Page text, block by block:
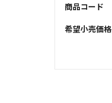
商品コード
希望小売価格